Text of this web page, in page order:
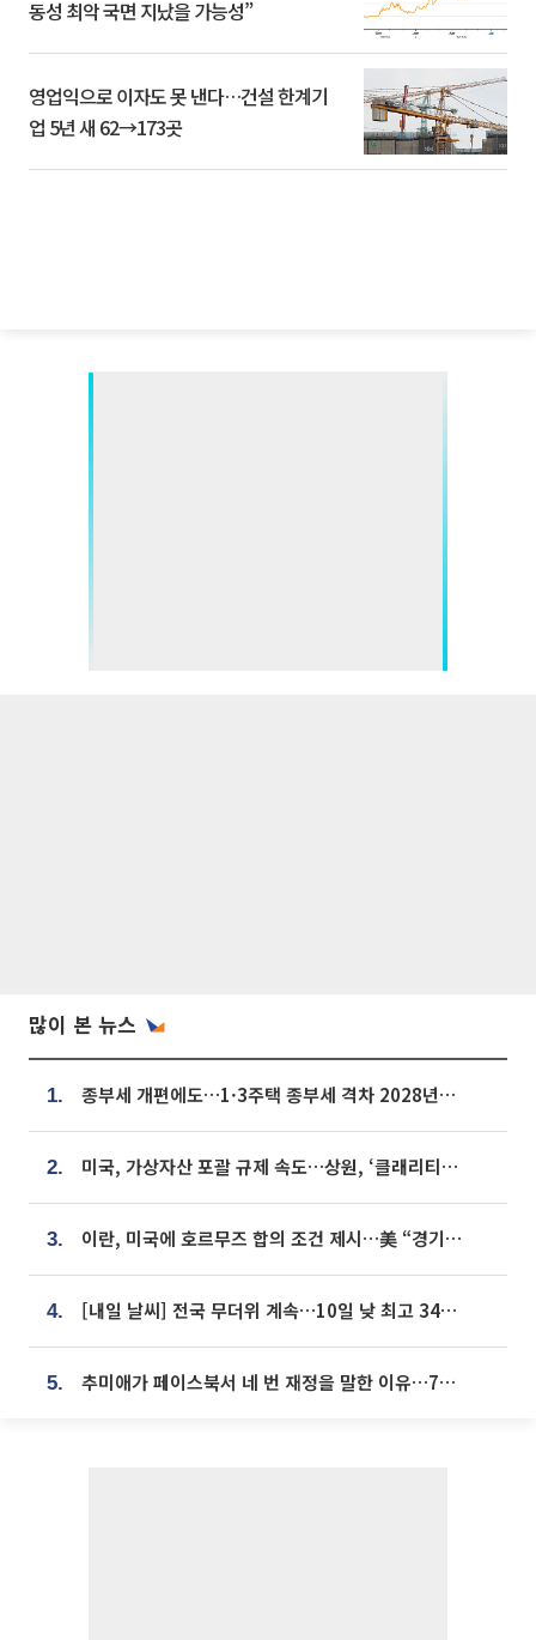
동성 최악 국면 지났을 가능성”
영업익으로 이자도 못 낸다…건설 한계기
업 5년 새 62→173곳
많이 본 뉴스
1. 종부세 개편에도…1·3주택 종부세 격차 2028년부터 확대
2. 미국, 가상자산 포괄 규제 속도…상원, ‘클래리티법’ 9월 절차투표 추진
3. 이란, 미국에 호르무즈 합의 조건 제시…美 “경기 아직 안 끝나” [종합]
4. [내일 날씨] 전국 무더위 계속…10일 낮 최고 34도 육박
5. 추미애가 페이스북서 네 번 재정을 말한 이유…7700억 추경 열쇠는 도의회에